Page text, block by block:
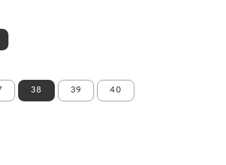
38 39 40